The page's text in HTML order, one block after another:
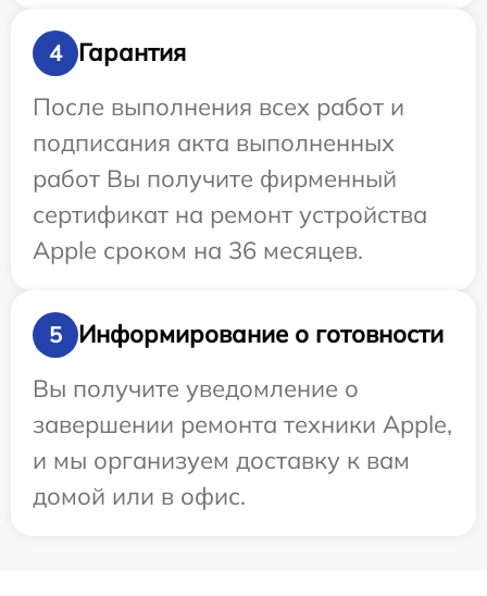
4
Гарантия
После выполнения всех работ и
подписания акта выполненных
работ Вы получите фирменный
сертификат на ремонт устройства
Apple сроком на 36 месяцев.
5
Информирование о готовности
Вы получите уведомление о
завершении ремонта техники Apple,
и мы организуем доставку к вам
домой или в офис.